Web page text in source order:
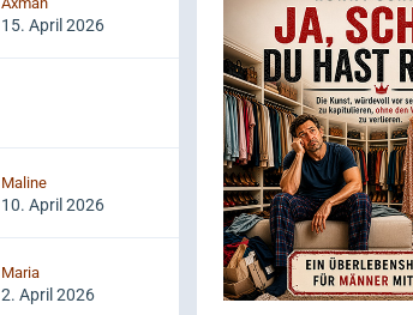
15. April 2026
Maline
10. April 2026
Maria
2. April 2026